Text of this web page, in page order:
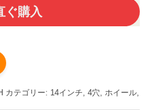
ぐ購入
カテゴリー: 14インチ 4穴 ホイール